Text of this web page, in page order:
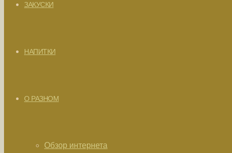
ЗАКУСКИ
НАПИТКИ
О РАЗНОМ
Обзор интернета